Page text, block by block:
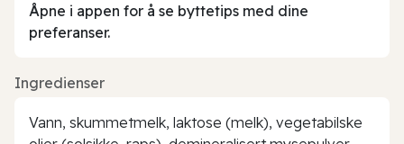
Åpne i appen for å se byttetips med dine
preferanser.
Ingredienser
Vann, skummetmelk, laktose (melk), vegetabilske